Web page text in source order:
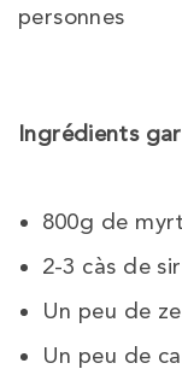
personnes
Ingrédients
800g de
2-3 càs de
Un peu de
Un peu de